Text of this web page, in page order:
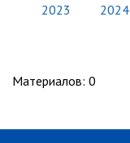
2023 2024
Материалов: 0